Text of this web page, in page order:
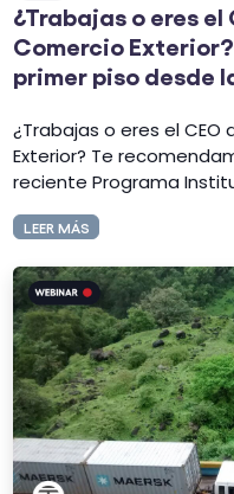
¿Trabajas o eres el
Comercio
primer piso desde
¿Trabajas o eres el
Exterior? Te
reciente Programa
LEER MÁS